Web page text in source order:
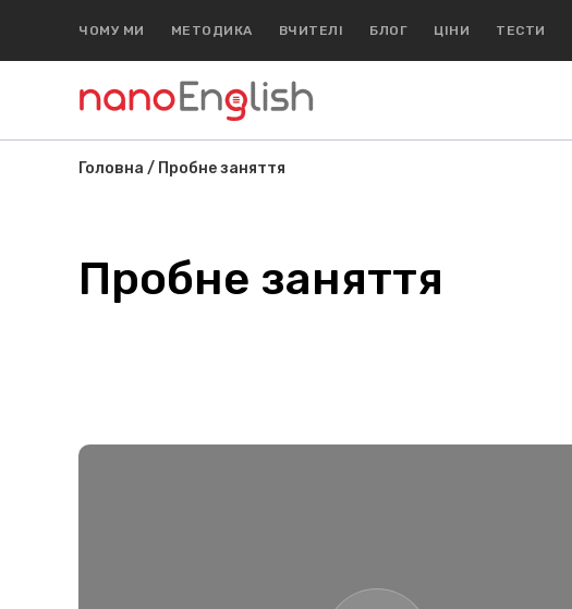
ЧОМУ МИ МЕТОДИКА ВЧИТЕЛІ БЛОГ ЦІНИ ТЕСТИ
Головна / Пробне заняття
Пробне заняття